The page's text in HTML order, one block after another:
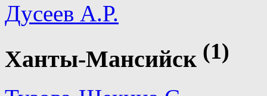
Дусеев А.Р.
Ханты-Мансийск (1)